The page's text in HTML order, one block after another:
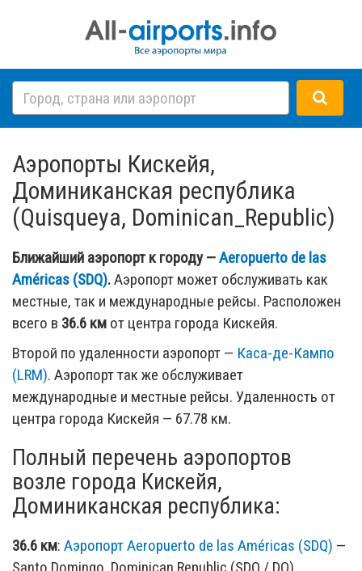
Аэропорты Кискейя,
Доминиканская республика
(Quisqueya, Dominican_Republic)
Ближайший аэропорт к городу —Aeropuerto de las
Américas (SDQ).Аэропорт может обслуживать как
местные, так и международные рейсы. Расположен
всего в 36.6 км от центра города Кискейя.
Второй по удаленности аэропорт — Каса-де-Кампо
(LRM). Аэропорт так же обслуживает
международные и местные рейсы. Удаленность от
центра города Кискейя — 67.78 км.
Полный перечень аэропортов
возле города Кискейя,
Доминиканская республика:
36.6 км: Аэропорт Aeropuerto de las Américas (SDQ) —
Santo Domingo, Dominican Republic (SDQ / DO)